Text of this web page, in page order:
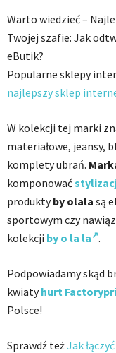
Warto wiedzieć –
Twojej szafie: Jak
eButik?
Popularne sklepy
najlepszy sklep
W kolekcji tej marki
materiałowe, jeansy,
komplety ubrań.
komponować
produktyby olala są
sportowym czy
kolekcji by o la la .
Podpowiadamy skąd
kwiatyhurt
Polsce!
Sprawdź teżJak